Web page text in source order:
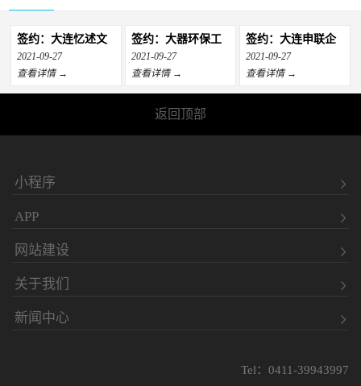
签约：大连忆述文
化传播有限公司
2021-09-27
查看详情 →
签约：大器环保工
程有限公司
2021-09-27
查看详情 →
签约：大连申联企
业发展有限公司
2021-09-27
查看详情 →
返回顶部
小程序
APP
网站建设
关于我们
新闻中心
Tel：0411-39943997